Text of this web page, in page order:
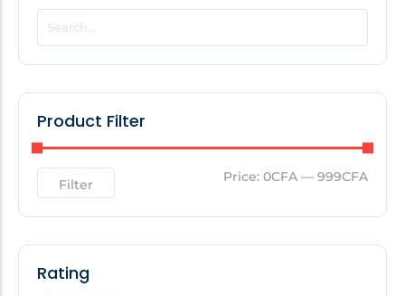
POPULAR THIS WEEK
No Posts Found!
No Posts Found!
Product Filter
Filter Price: 0CFA — 999CFA
Rating